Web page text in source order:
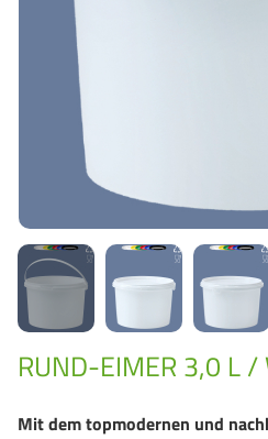
RUND-EIMER 3,0 L /
Mit dem topmodernen und